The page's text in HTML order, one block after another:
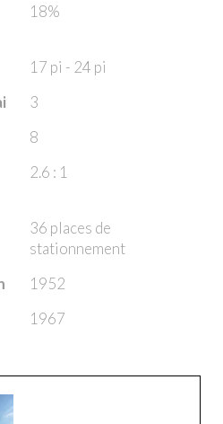
18%
17 pi - 24 pi
3
8
2.6 : 1
36 places de
stationnement
1952
1967